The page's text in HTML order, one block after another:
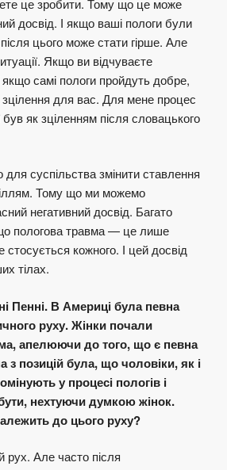
досвід. І якщо ваші пологи були
цього може стати гірше. Але
Якщо ви відчуваєте
якщо самі пологи пройдуть добре,
для вас. Для мене процес
як зціленням після словацького
суспільства змінити ставлення
Тому що ми можемо
негативний досвід. Багато
пологова травма — це лише
кожного. І цей досвід
тілах.
Пенні. В Америці була певна
руху. Жінки почали
апелюючи до того, що є певна
з позицій була, що чоловіки, як і
у процесі пологів і
нехтуючи думкою жінок.
до цього руху?
рух. Але часто після